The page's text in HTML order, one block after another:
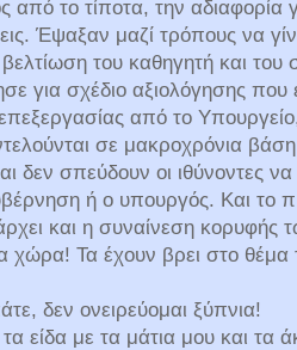
από το τίποτα, την αδιαφορία
Έψαξαν μαζί τρόπους να
βελτίωση του καθηγητή και
για σχέδιο αξιολόγησης που
επεξεργασίας από το
σε μακροχρόνια
δεν σπεύδουν οι ιθύνοντες
ή ο υπουργός. Και το
και η συναίνεση κορυφής
χώρα! Τα έχουν βρει στο θέμα
δεν ονειρεύομαι ξύπνια!
είδα με τα μάτια μου και τα